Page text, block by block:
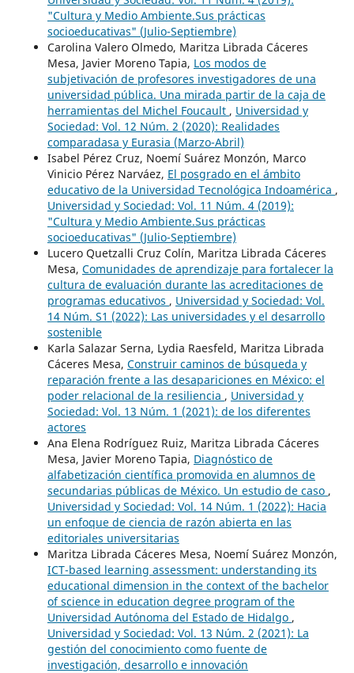
"Cultura y Medio Ambiente.Sus prácticas
socioeducativas" (Julio-Septiembre)
Carolina Valero Olmedo, Maritza Librada Cáceres
Mesa, Javier Moreno Tapia, Los modos de
subjetivación de profesores investigadores de una
universidad pública. Una mirada partir de la caja de
herramientas del Michel Foucault , Universidad y
Sociedad: Vol. 12 Núm. 2 (2020): Realidades
comparadasa y Eurasia (Marzo-Abril)
Isabel Pérez Cruz, Noemí Suárez Monzón, Marco
Vinicio Pérez Narváez, El posgrado en el ámbito
educativo de la Universidad Tecnológica Indoamérica ,
Universidad y Sociedad: Vol. 11 Núm. 4 (2019):
"Cultura y Medio Ambiente.Sus prácticas
socioeducativas" (Julio-Septiembre)
Lucero Quetzalli Cruz Colín, Maritza Librada Cáceres
Mesa, Comunidades de aprendizaje para fortalecer la
cultura de evaluación durante las acreditaciones de
programas educativos , Universidad y Sociedad: Vol.
14 Núm. S1 (2022): Las universidades y el desarrollo
sostenible
Karla Salazar Serna, Lydia Raesfeld, Maritza Librada
Cáceres Mesa, Construir caminos de búsqueda y
reparación frente a las desapariciones en México: el
poder relacional de la resiliencia , Universidad y
Sociedad: Vol. 13 Núm. 1 (2021): de los diferentes
actores
Ana Elena Rodríguez Ruiz, Maritza Librada Cáceres
Mesa, Javier Moreno Tapia, Diagnóstico de
alfabetización científica promovida en alumnos de
secundarias públicas de México. Un estudio de caso ,
Universidad y Sociedad: Vol. 14 Núm. 1 (2022): Hacia
un enfoque de ciencia de razón abierta en las
editoriales universitarias
Maritza Librada Cáceres Mesa, Noemí Suárez Monzón,
ICT-based learning assessment: understanding its
educational dimension in the context of the bachelor
of science in education degree program of the
Universidad Autónoma del Estado de Hidalgo ,
Universidad y Sociedad: Vol. 13 Núm. 2 (2021): La
gestión del conocimiento como fuente de
investigación, desarrollo e innovación